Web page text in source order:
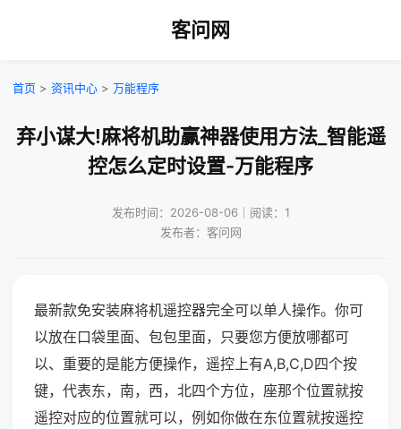
客问网
首页 > 资讯中心 > 万能程序
弃小谋大!麻将机助赢神器使用方法_智能遥
控怎么定时设置-万能程序
发布时间：2026-08-06｜阅读：1
发布者：客问网
最新款免安装麻将机遥控器完全可以单人操作。你可
以放在口袋里面、包包里面，只要您方便放哪都可
以、重要的是能方便操作，遥控上有A,B,C,D四个按
键，代表东，南，西，北四个方位，座那个位置就按
遥控对应的位置就可以，例如你做在东位置就按遥控